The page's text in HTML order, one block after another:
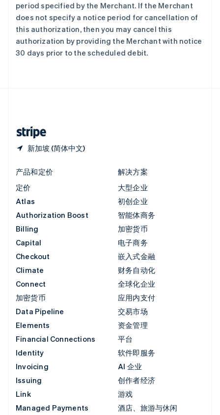
period specified by the Merchant. If the Merchant
does not specify a notice period for cancellation of
this authorization, then you may cancel this
authorization by providing the Merchant with notice
30 days prior to the scheduled debit.
新加坡 (简体中文)
English
意大利
Italiano English
English
英国
产品和定价
定价
Atlas
Authorization Boost
Billing
Capital
Checkout
Climate
Connect
加密货币
Data Pipeline
Elements
Financial Connections
Identity
Invoicing
Issuing
Link
Managed Payments
解决方案
大型企业
初创企业
智能体商务
加密货币
电子商务
嵌入式金融
财务自动化
全球化企业
应用内支付
交易市场
资金管理
平台
软件即服务
AI 企业
创作者经济
游戏
酒店、旅游与休闲